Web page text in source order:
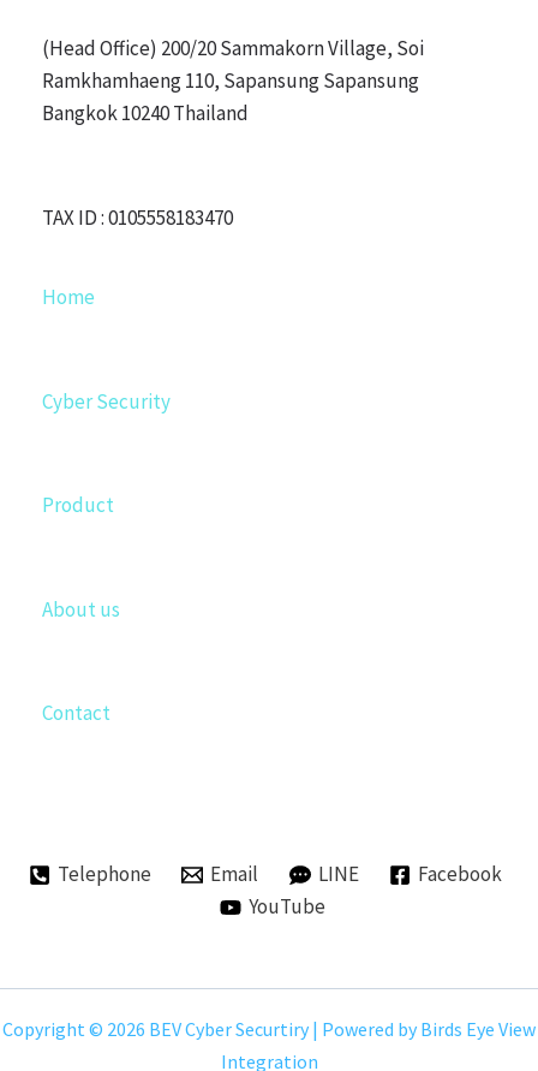
(Head Office) 200/20 Sammakorn Village, Soi
Ramkhamhaeng 110, Sapansung Sapansung
Bangkok 10240 Thailand
TAX ID : 0105558183470
Home
Cyber Security
Product
About us
Contact
Telephone Email LINE
Facebook
YouTube
Copyright © 2026 BEV Cyber Securtiry | Powered by Birds Eye View
Integration